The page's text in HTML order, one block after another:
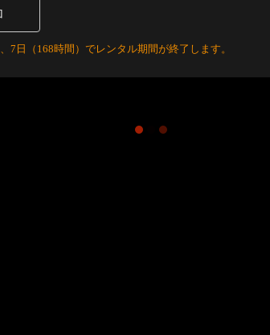
日（168時間）でレンタル期間が終了します。